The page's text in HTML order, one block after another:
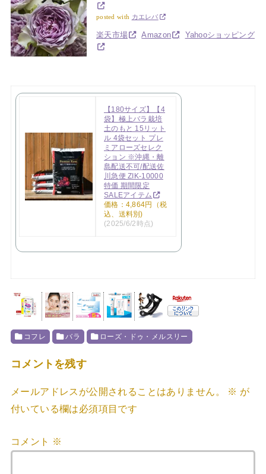
posted with カエレバ
楽天市場 Amazon Yahooショッピング
【180サイズ】【4
袋】極上バラ栽培
土のもと 15リット
ル 4袋セット プレ
ミアローズセレク
ション ※沖縄・離
島配送不可/配送佐
川急便 ZIK-10000
特価 期間限定
SALEアイテム
価格：4,864円（税
込、送料別)
(2025/6/2時点)
コフレ バラ ローズ・ドゥ・メルスリー
コメントを残す
メールアドレスが公開されることはありません。 ※ が
付いている欄は必須項目です
コメント ※